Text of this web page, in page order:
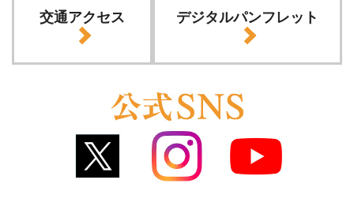
交通アクセス デジタルパンフレット